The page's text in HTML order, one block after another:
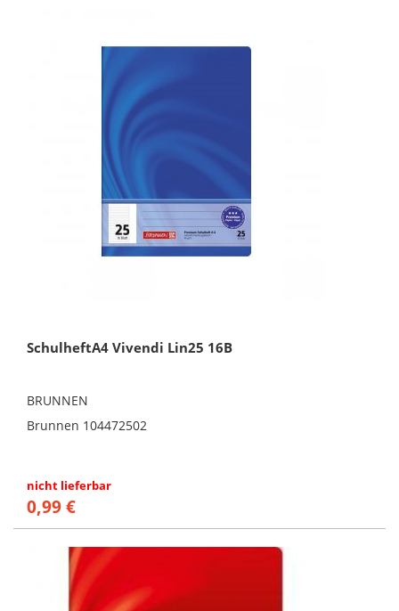
SchulheftA4 Vivendi Lin25 16B
BRUNNEN
Brunnen 104472502
nicht lieferbar
0,99 €